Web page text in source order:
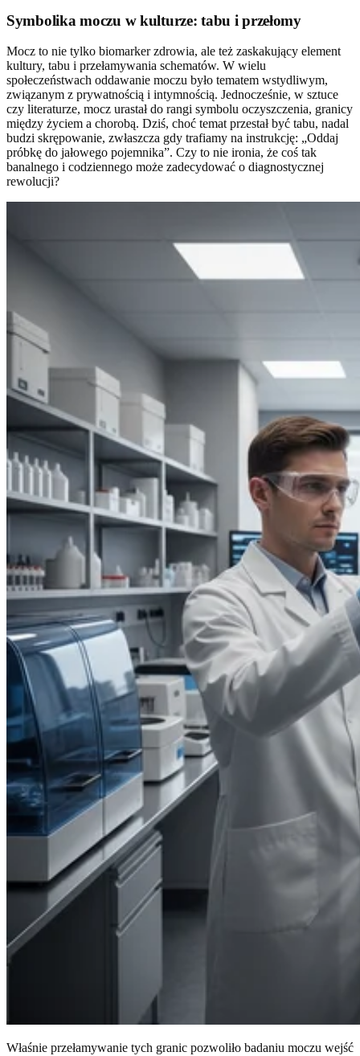
Symbolika moczu w kulturze: tabu i przełomy
Mocz to nie tylko biomarker zdrowia, ale też zaskakujący element
kultury, tabu i przełamywania schematów. W wielu
społeczeństwach oddawanie moczu było tematem wstydliwym,
związanym z prywatnością i intymnością. Jednocześnie, w sztuce
czy literaturze, mocz urastał do rangi symbolu oczyszczenia, granicy
między życiem a chorobą. Dziś, choć temat przestał być tabu, nadal
budzi skrępowanie, zwłaszcza gdy trafiamy na instrukcję: „Oddaj
próbkę do jałowego pojemnika”. Czy to nie ironia, że coś tak
banalnego i codziennego może zadecydować o diagnostycznej
rewolucji?
Właśnie przełamywanie tych granic pozwoliło badaniu moczu wejść